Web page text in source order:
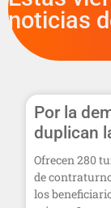
noticias
Por la
duplican
Ofrecen 280
de
los